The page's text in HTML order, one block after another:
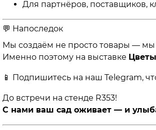
Для партнёров, поставщиков,
💬 Напоследок
Мы создаём не просто товары —
Именно поэтому на выставке
📱 Подпишитесь на наш Telegram,
До встречи на стенде R353!
С нами ваш сад оживает — и